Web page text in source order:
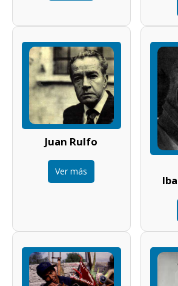
Juan Rulfo
Ver más